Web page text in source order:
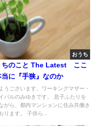
おうち
ちのこと The Latest ここ
当に『手狭』なのか
うございます。ワーキングマザー・
バルのみゆきです。 息子ふたりを
がら、都内マンションに住み共働き
ります。 子供ら...